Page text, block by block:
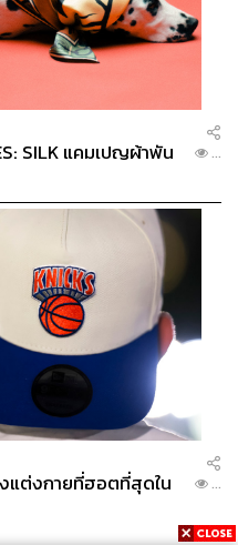
SILK แคมเปญผ้าพัน
...
แต่งกายที่ฮอตที่สุดใน
...